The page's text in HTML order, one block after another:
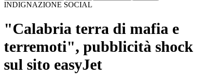
INDIGNAZIONE SOCIAL
"Calabria terra di mafia e
terremoti", pubblicità shock
sul sito easyJet